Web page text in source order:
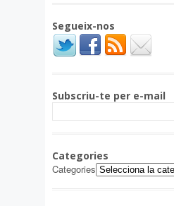
Segueix-nos
Subscriu-te per e-mail
Categories
Categories